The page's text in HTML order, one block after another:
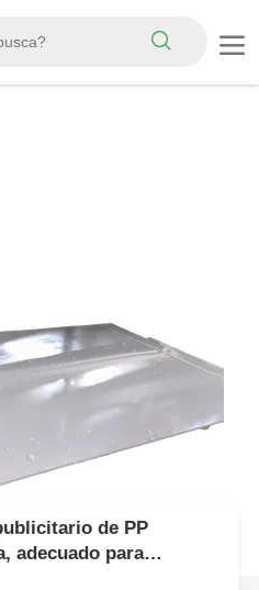
de PP
adecuado para